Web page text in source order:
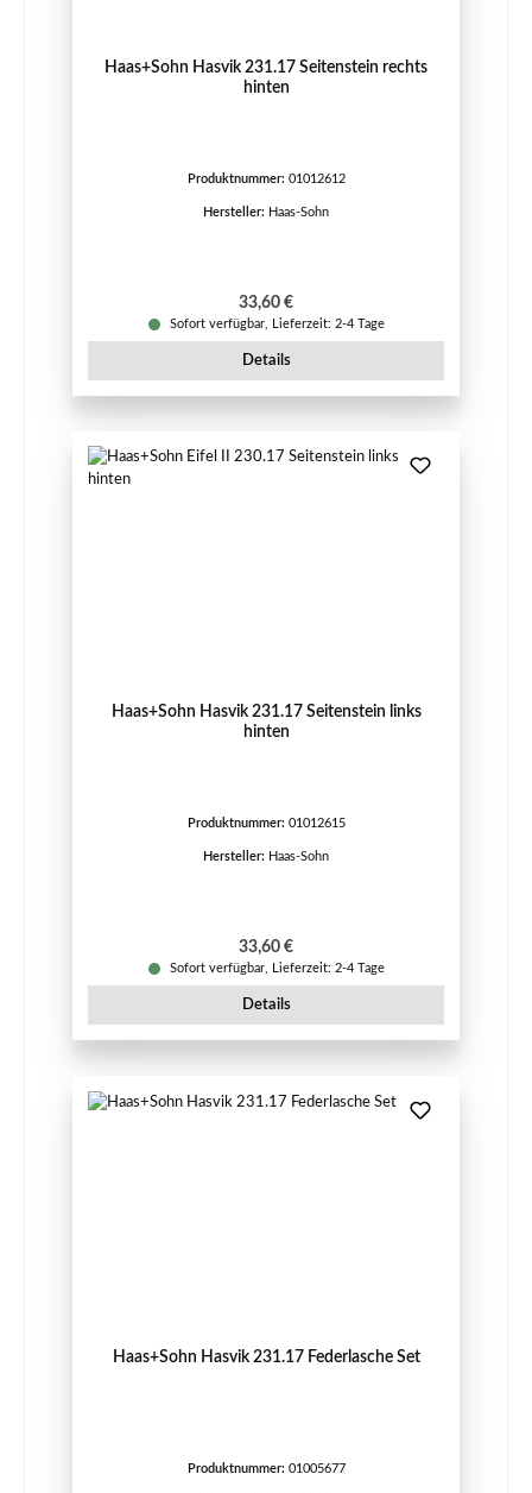
Haas+Sohn Hasvik 231.17 Seitenstein rechts
hinten
Produktnummer: 01012612
Hersteller: Haas-Sohn
Regulärer Preis:
33,60 €
Sofort verfügbar, Lieferzeit: 2-4 Tage
Details
Haas+Sohn Hasvik 231.17 Seitenstein links
hinten
Produktnummer: 01012615
Hersteller: Haas-Sohn
Regulärer Preis:
33,60 €
Sofort verfügbar, Lieferzeit: 2-4 Tage
Details
Haas+Sohn Hasvik 231.17 Federlasche Set
Produktnummer: 01005677